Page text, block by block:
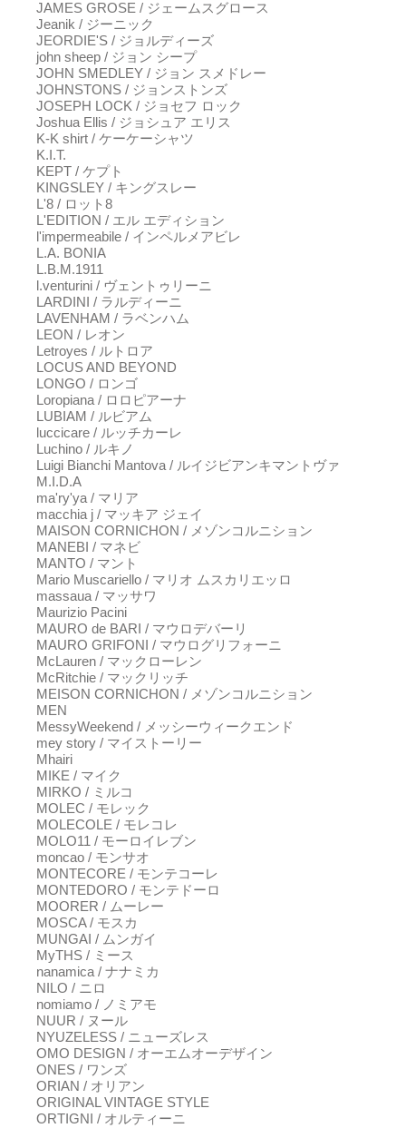
JAMES GROSE / ジェームスグロース
Jeanik / ジーニック
JEORDIE'S / ジョルディーズ
john sheep / ジョン シープ
JOHN SMEDLEY / ジョン スメドレー
JOHNSTONS / ジョンストンズ
JOSEPH LOCK / ジョセフ ロック
Joshua Ellis / ジョシュア エリス
K-K shirt / ケーケーシャツ
K.I.T.
KEPT / ケプト
KINGSLEY / キングスレー
L'8 / ロット8
L'EDITION / エル エディション
l'impermeabile / インペルメアビレ
L.A. BONIA
L.B.M.1911
l.venturini / ヴェントゥリーニ
LARDINI / ラルディーニ
LAVENHAM / ラベンハム
LEON / レオン
Letroyes / ルトロア
LOCUS AND BEYOND
LONGO / ロンゴ
Loropiana / ロロピアーナ
LUBIAM / ルビアム
luccicare / ルッチカーレ
Luchino / ルキノ
Luigi Bianchi Mantova / ルイジビアンキマントヴァ
M.I.D.A
ma'ry'ya / マリア
macchia j / マッキア ジェイ
MAISON CORNICHON / メゾンコルニション
MANEBI / マネビ
MANTO / マント
Mario Muscariello / マリオ ムスカリエッロ
massaua / マッサワ
Maurizio Pacini
MAURO de BARI / マウロデバーリ
MAURO GRIFONI / マウログリフォーニ
McLauren / マックローレン
McRitchie / マックリッチ
MEISON CORNICHON / メゾンコルニション
MEN
MessyWeekend / メッシーウィークエンド
mey story / マイストーリー
Mhairi
MIKE / マイク
MIRKO / ミルコ
MOLEC / モレック
MOLECOLE / モレコレ
MOLO11 / モーロイレブン
moncao / モンサオ
MONTECORE / モンテコーレ
MONTEDORO / モンテドーロ
MOORER / ムーレー
MOSCA / モスカ
MUNGAI / ムンガイ
MyTHS / ミース
nanamica / ナナミカ
NILO / ニロ
nomiamo / ノミアモ
NUUR / ヌール
NYUZELESS / ニューズレス
OMO DESIGN / オーエムオーデザイン
ONES / ワンズ
ORIAN / オリアン
ORIGINAL VINTAGE STYLE
ORTIGNI / オルティーニ